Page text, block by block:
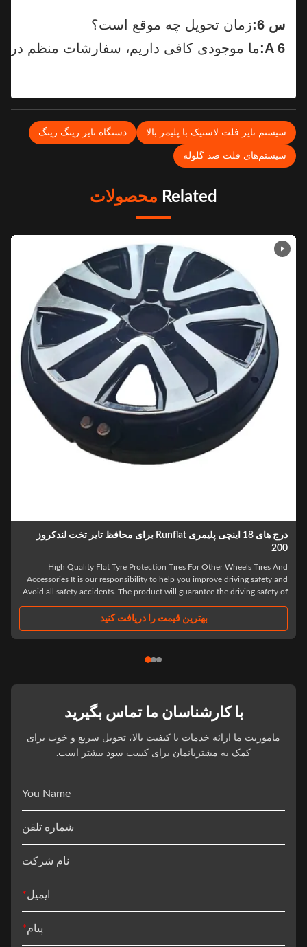
زمان تحویل چه موقع است؟
ما موجودی کافی داریم، سفارشات منظم در
تایر فلت لاستیک با پلیمر بالا دستگاه تایر رینگ رینگ
فلت ضد گلوله
Related محصولات
درج های 18 اینچی پلیمری Runflat برای محافظ تایر تخت لندکروز
High Quality Flat Tyre Protection Tires For Other Wheels Tires
Accessories It is our responsibility to help you improve driving safety
Avoid all safety accidents. The product will guarantee the driving safety
بهترین قیمت را دریافت کنید
با کارشناسان ما تماس بگیرید
ماموریت ما ارائه خدمات با کیفیت بالا، تحویل سریع و خوب برای
کمک به مشتریانمان برای کسب سود بیشتر است.
You Name
شماره تلفن
نام شرکت
*